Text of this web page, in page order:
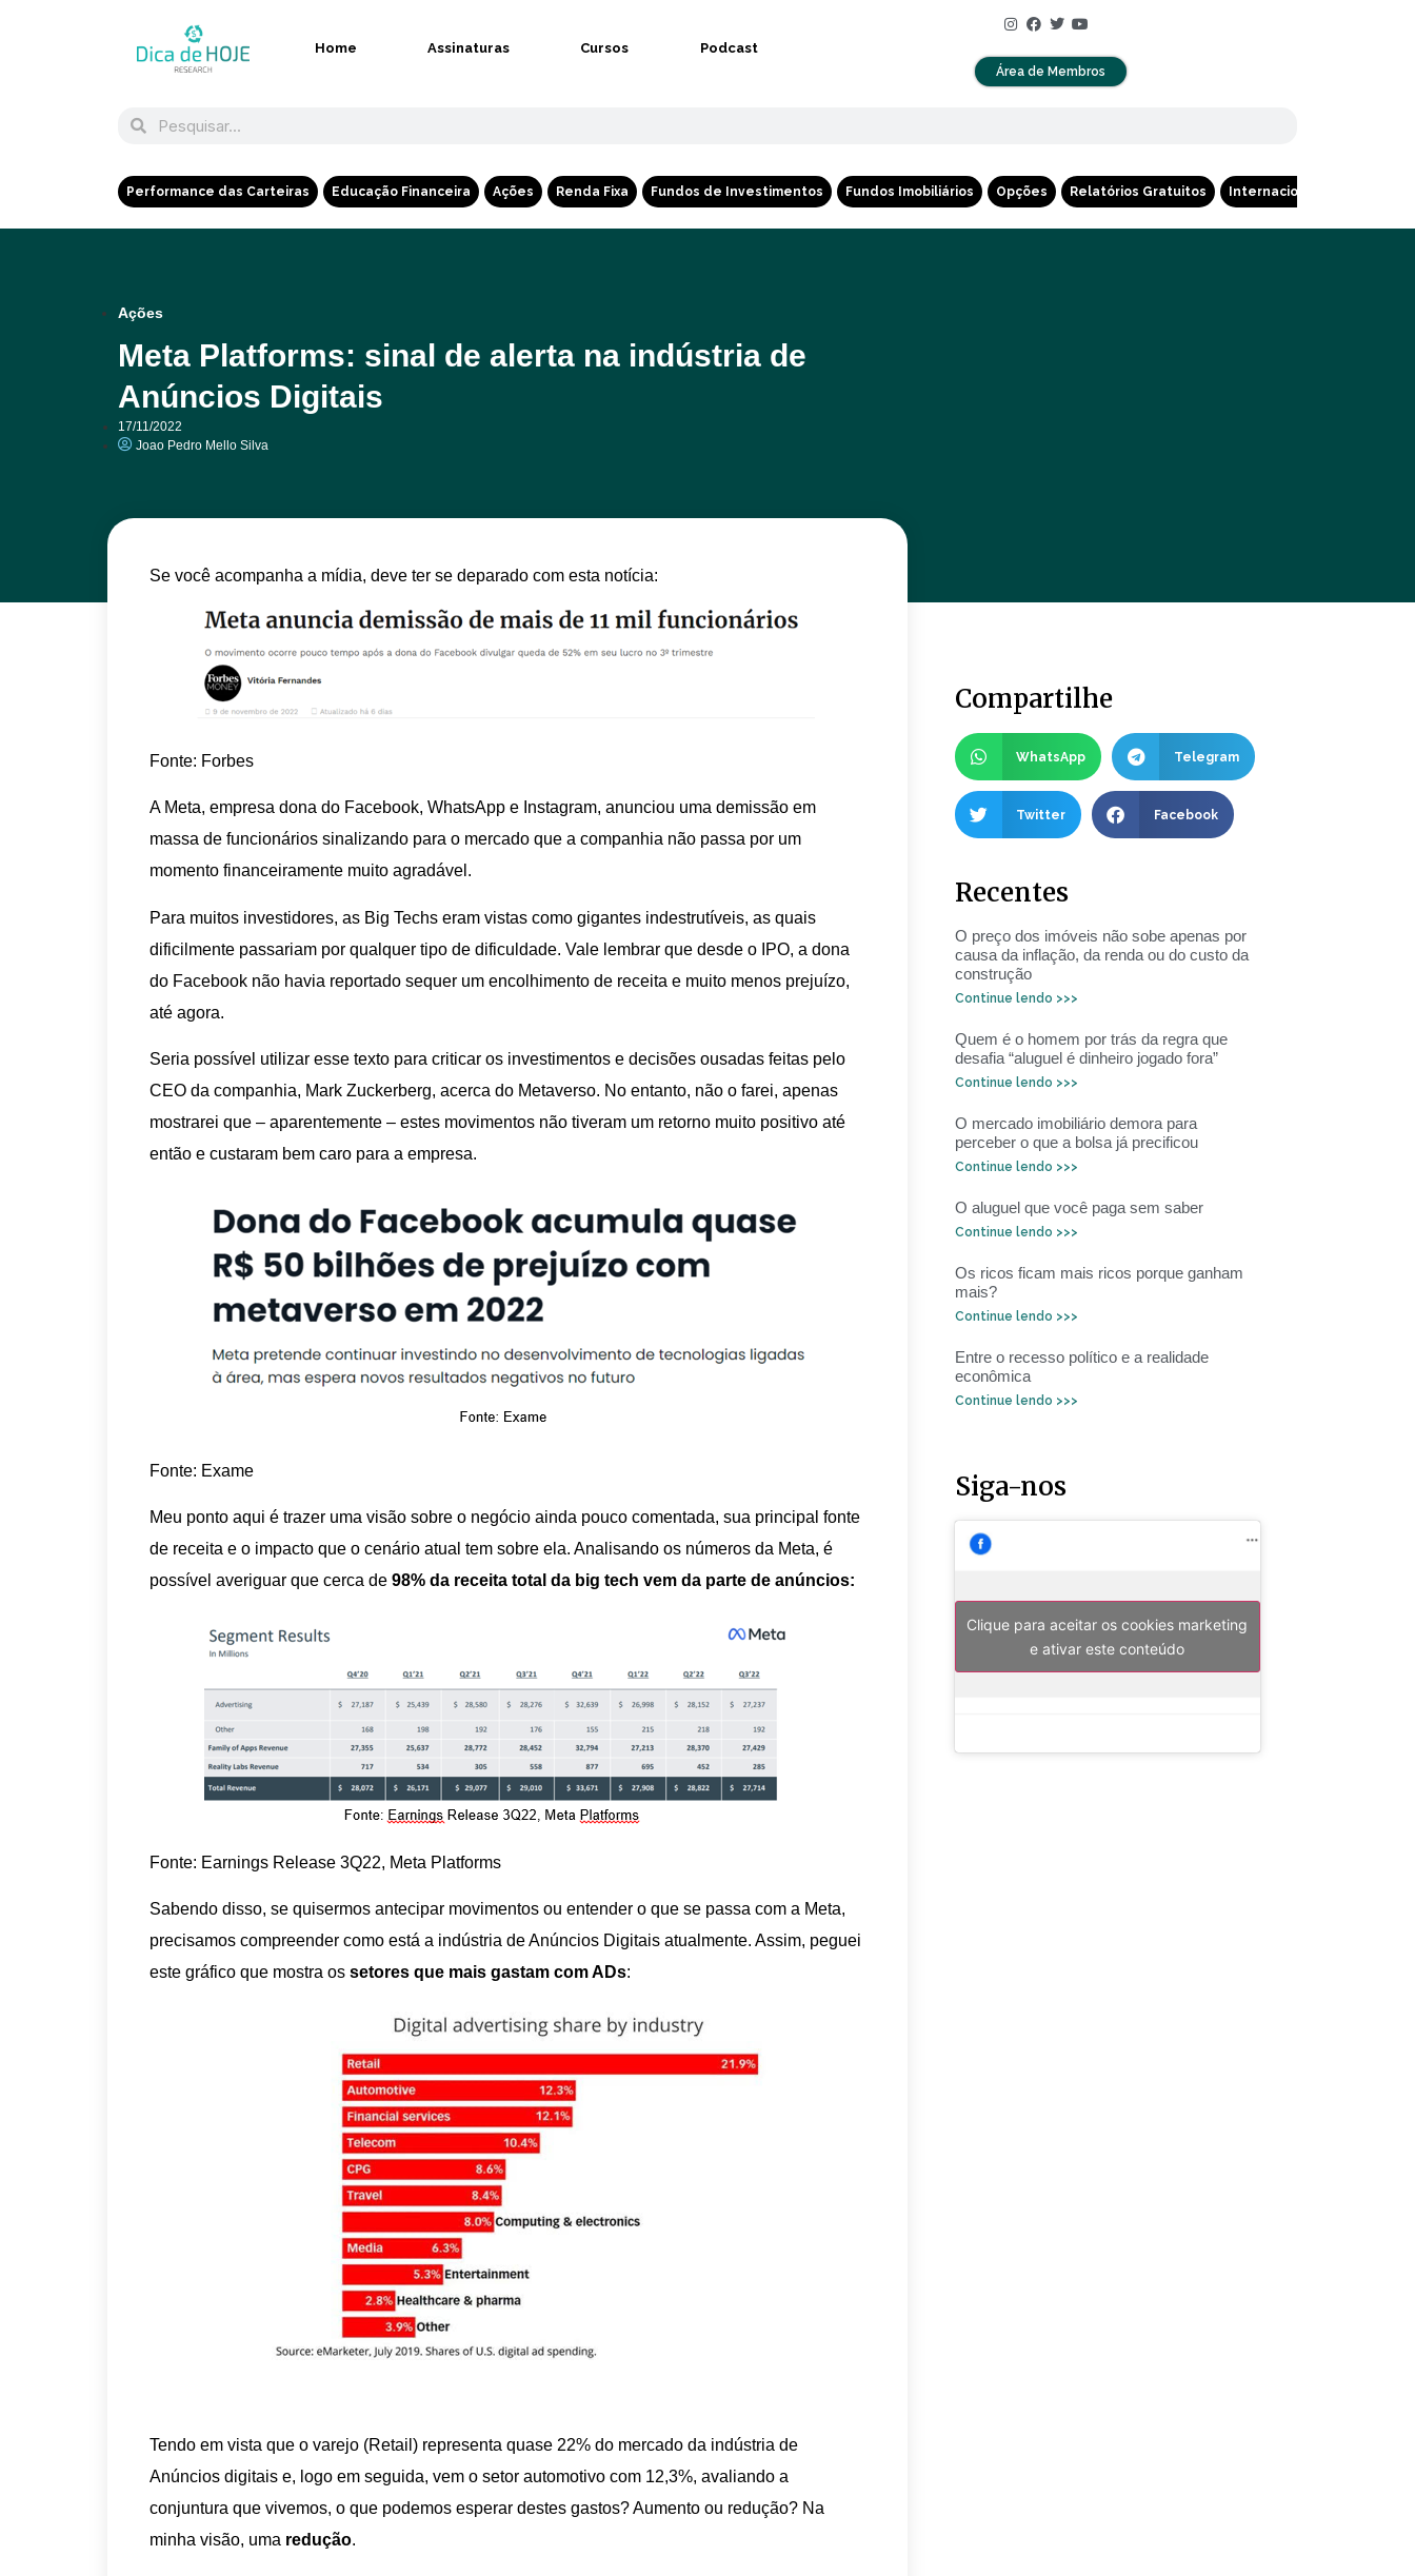
Home Assinaturas Cursos Podcast
Área de Membros
Performance das Carteiras Educação Financeira Ações Renda Fixa Fundos de Investimentos Fundos Imobiliários Opções Relatórios Gratuitos Internacional
Ações
Meta Platforms: sinal de alerta na indústria de
Anúncios Digitais
17/11/2022
Joao Pedro Mello Silva
Se você acompanha a mídia, deve ter se deparado com esta notícia:
Fonte: Forbes
A Meta, empresa dona do Facebook, WhatsApp e Instagram, anunciou uma demissão em
massa de funcionários sinalizando para o mercado que a companhia não passa por um
momento financeiramente muito agradável.
Para muitos investidores, as Big Techs eram vistas como gigantes indestrutíveis, as quais
dificilmente passariam por qualquer tipo de dificuldade. Vale lembrar que desde o IPO, a dona
do Facebook não havia reportado sequer um encolhimento de receita e muito menos prejuízo,
até agora.
Seria possível utilizar esse texto para criticar os investimentos e decisões ousadas feitas pelo
CEO da companhia, Mark Zuckerberg, acerca do Metaverso. No entanto, não o farei, apenas
mostrarei que – aparentemente – estes movimentos não tiveram um retorno muito positivo até
então e custaram bem caro para a empresa.
Fonte: Exame
Meu ponto aqui é trazer uma visão sobre o negócio ainda pouco comentada, sua principal fonte
de receita e o impacto que o cenário atual tem sobre ela. Analisando os números da Meta, é
possível averiguar que cerca de 98% da receita total da big tech vem da parte de anúncios:
Fonte: Earnings Release 3Q22, Meta Platforms
Sabendo disso, se quisermos antecipar movimentos ou entender o que se passa com a Meta,
precisamos compreender como está a indústria de Anúncios Digitais atualmente. Assim, peguei
este gráfico que mostra os setores que mais gastam com ADs:
Tendo em vista que o varejo (Retail) representa quase 22% do mercado da indústria de
Anúncios digitais e, logo em seguida, vem o setor automotivo com 12,3%, avaliando a
conjuntura que vivemos, o que podemos esperar destes gastos? Aumento ou redução? Na
minha visão, uma redução.
Compartilhe
WhatsApp Telegram
Twitter Facebook
Recentes
O preço dos imóveis não sobe apenas por
causa da inflação, da renda ou do custo da
construção
Continue lendo >>>
Quem é o homem por trás da regra que
desafia “aluguel é dinheiro jogado fora”
Continue lendo >>>
O mercado imobiliário demora para
perceber o que a bolsa já precificou
Continue lendo >>>
O aluguel que você paga sem saber
Continue lendo >>>
Os ricos ficam mais ricos porque ganham
mais?
Continue lendo >>>
Entre o recesso político e a realidade
econômica
Continue lendo >>>
Siga-nos
Clique para aceitar os cookies marketing
e ativar este conteúdo